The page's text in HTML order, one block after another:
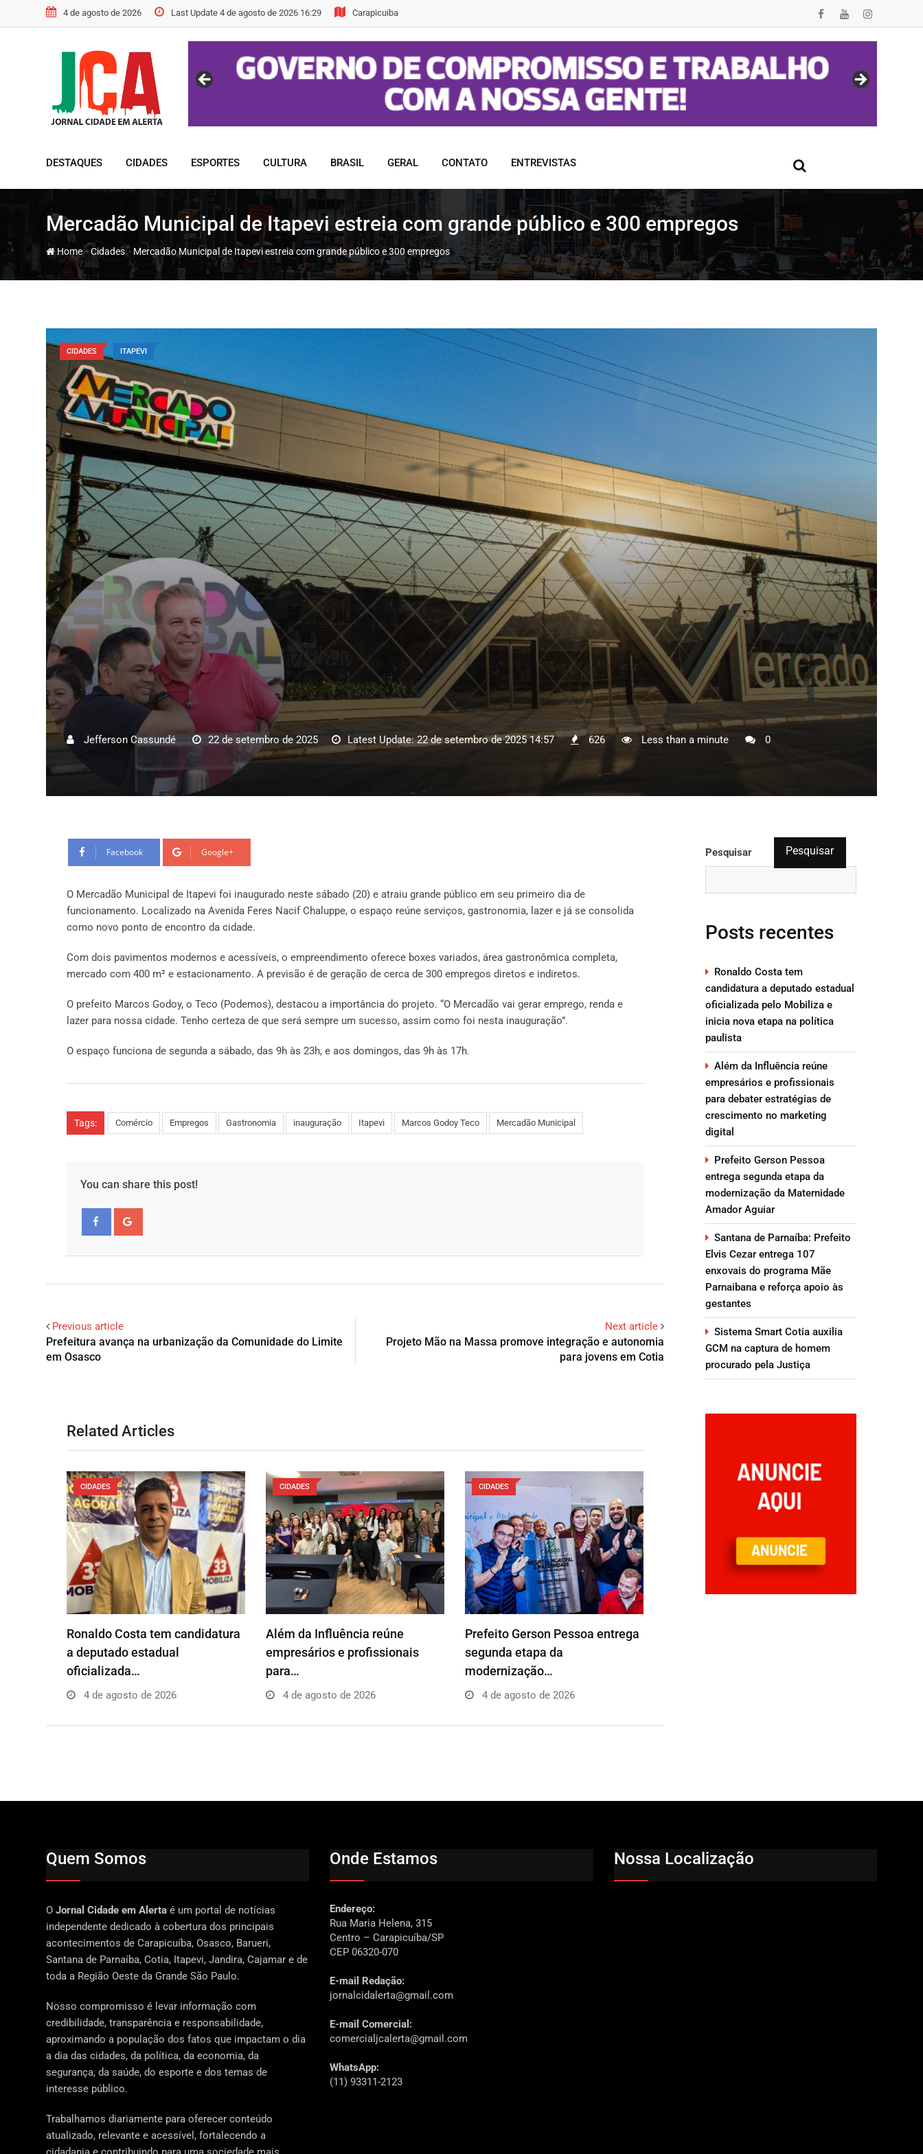
to
4 de agosto de 2026 Last Update 4 de agosto de 2026 16:29 Carapicuiba
DESTAQUES CIDADES ESPORTES CULTURA BRASIL GERAL CONTATO ENTREVISTAS
Mercadão Municipal de Itapevi estreia com grande público e 300 empregos
Home-Cidades-Mercadão Municipal de Itapevi estreia com grande público e 300 empregos
CIDADES ITAPEVI
Jefferson Cassundé 22 de setembro de 2025 Latest Update: 22 de setembro de 2025 14:57 626 Less than a minute 0
Facebook Google+
O Mercadão Municipal de Itapevi foi inaugurado neste sábado (20) e atraiu grande público em seu primeiro dia de
funcionamento. Localizado na Avenida Feres Nacif Chaluppe, o espaço reúne serviços, gastronomia, lazer e já se consolida
como novo ponto de encontro da cidade.
Com dois pavimentos modernos e acessíveis, o empreendimento oferece boxes variados, área gastronômica completa,
mercado com 400 m² e estacionamento. A previsão é de geração de cerca de 300 empregos diretos e indiretos.
O prefeito Marcos Godoy, o Teco (Podemos), destacou a importância do projeto. “O Mercadão vai gerar emprego, renda e
lazer para nossa cidade. Tenho certeza de que será sempre um sucesso, assim como foi nesta inauguração”.
O espaço funciona de segunda a sábado, das 9h às 23h, e aos domingos, das 9h às 17h.
Tags: Comércio Empregos Gastronomia inauguração Itapevi Marcos Godoy Teco Mercadão Municipal
You can share this post!
Previous article
Prefeitura avança na urbanização da Comunidade do Limite
em Osasco
Next article
Projeto Mão na Massa promove integração e autonomia
para jovens em Cotia
Related Articles
CIDADES
Ronaldo Costa tem candidatura
a deputado estadual
oficializada…
4 de agosto de 2026
CIDADES
Além da Influência reúne
empresários e profissionais
para…
4 de agosto de 2026
CIDADES
Prefeito Gerson Pessoa entrega
segunda etapa da
modernização…
4 de agosto de 2026
Pesquisar Pesquisar
Posts recentes
Ronaldo Costa tem
candidatura a deputado estadual
oficializada pelo Mobiliza e
inicia nova etapa na política
paulista
Além da Influência reúne
empresários e profissionais
para debater estratégias de
crescimento no marketing
digital
Prefeito Gerson Pessoa
entrega segunda etapa da
modernização da Maternidade
Amador Aguiar
Santana de Parnaíba: Prefeito
Elvis Cezar entrega 107
enxovais do programa Mãe
Parnaibana e reforça apoio às
gestantes
Sistema Smart Cotia auxilia
GCM na captura de homem
procurado pela Justiça
Quem Somos
O Jornal Cidade em Alerta é um portal de notícias
independente dedicado à cobertura dos principais
acontecimentos de Carapicuíba, Osasco, Barueri,
Santana de Parnaíba, Cotia, Itapevi, Jandira, Cajamar e de
toda a Região Oeste da Grande São Paulo.
Nosso compromisso é levar informação com
credibilidade, transparência e responsabilidade,
aproximando a população dos fatos que impactam o dia
a dia das cidades, da política, da economia, da
segurança, da saúde, do esporte e dos temas de
interesse público.
Trabalhamos diariamente para oferecer conteúdo
atualizado, relevante e acessível, fortalecendo a
Onde Estamos
Endereço:
Rua Maria Helena, 315
Centro – Carapicuíba/SP
CEP 06320-070
E-mail Redação:
jornalcidalerta@gmail.com
E-mail Comercial:
comercialjcalerta@gmail.com
WhatsApp:
(11) 93311-2123
Nossa Localização